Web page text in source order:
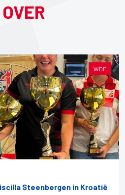
WDF
Steenbergen in Kroatië